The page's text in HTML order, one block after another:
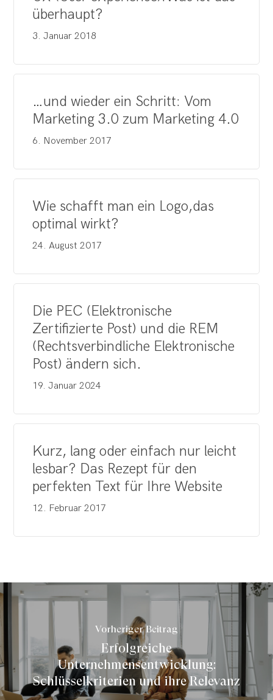
überhaupt?
3. Januar 2018
…und wieder ein Schritt: Vom
Marketing 3.0 zum Marketing 4.0
6. November 2017
Wie schafft man ein Logo,das
optimal wirkt?
24. August 2017
Die PEC (Elektronische
Zertifizierte Post) und die REM
(Rechtsverbindliche Elektronische
Post) ändern sich.
19. Januar 2024
Kurz, lang oder einfach nur leicht
lesbar? Das Rezept für den
perfekten Text für Ihre Website
12. Februar 2017
Vorheriger Beitrag
Erfolgreiche
Unternehmensentwicklung:
Schlüsselkriterien und ihre Relevanz